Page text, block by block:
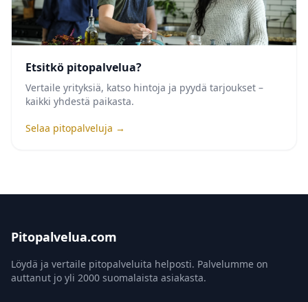
Etsitkö pitopalvelua?
Vertaile yrityksiä, katso hintoja ja pyydä tarjoukset –
kaikki yhdestä paikasta.
Selaa pitopalveluja →
Pitopalvelua.com
Löydä ja vertaile pitopalveluita helposti. Palvelumme on
auttanut jo yli 2000 suomalaista asiakasta.